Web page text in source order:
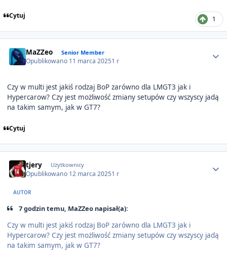
Cytuj 1
MaZZeo Senior Member
Opublikowano 11 marca 20251 r
Czy w multi jest jakiś rodzaj BoP zarówno dla LMGT3 jak i
Hypercarow? Czy jest możliwość zmiany setupów czy wszyscy jadą
na takim samym, jak w GT7?
Cytuj
tjery Użytkownicy
Opublikowano 12 marca 20251 r
AUTOR
7 godzin temu, MaZZeo napisał(a):
Czy w multi jest jakiś rodzaj BoP zarówno dla LMGT3 jak i
Hypercarow? Czy jest możliwość zmiany setupów czy wszyscy jadą
na takim samym, jak w GT7?